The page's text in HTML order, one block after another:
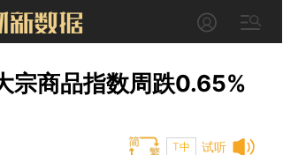
宗商品指数周跌0.65%
试听
T中